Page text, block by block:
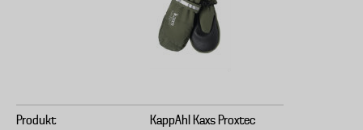
Produkt KappAhl Kaxs Proxtec